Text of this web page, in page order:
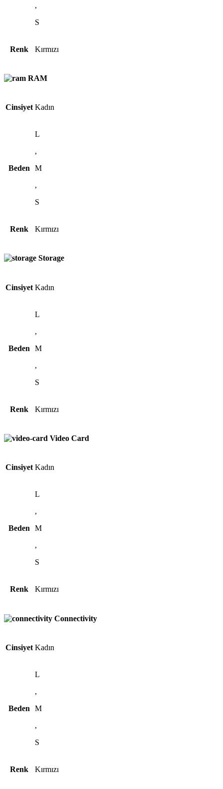
,
S
Renk Kırmızı
RAM
Cinsiyet Kadın
Beden
L
,
M
,
S
Renk Kırmızı
Storage
Cinsiyet Kadın
Beden
L
,
M
,
S
Renk Kırmızı
Video Card
Cinsiyet Kadın
Beden
L
,
M
,
S
Renk Kırmızı
Connectivity
Cinsiyet Kadın
Beden
L
,
M
,
S
Renk Kırmızı